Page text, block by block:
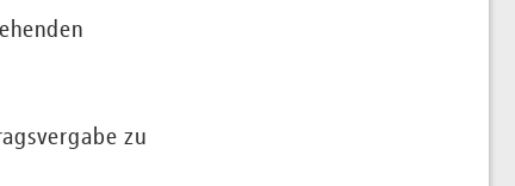
zu